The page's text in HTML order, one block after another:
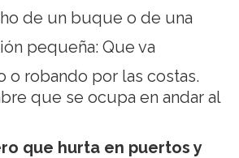
de un buque o de una
pequeña: Que va
o robando por las costas.
que se ocupa en andar al
que hurta en puertos y